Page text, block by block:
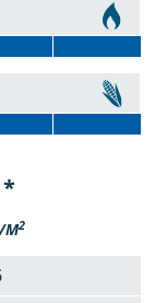
*
M2